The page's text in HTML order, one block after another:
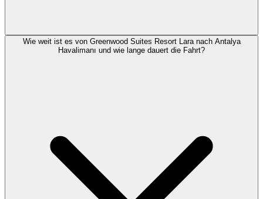
Wie weit ist es von Greenwood Suites Resort Lara nach Antalya
Havalimanı und wie lange dauert die Fahrt?